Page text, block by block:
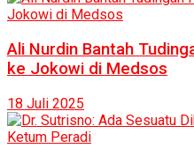
Ali Nurdin Bantah
ke Jokowi di Medsos
18 Juli 2025